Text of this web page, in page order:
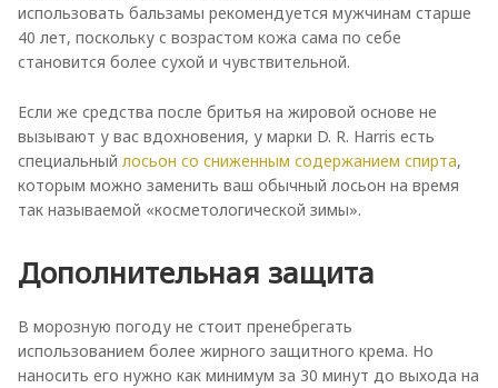
использовать бальзамы рекомендуется мужчинам старше
40 лет, поскольку с возрастом кожа сама по себе
становится более сухой и чувствительной.
Если же средства после бритья на жировой основе не
вызывают у вас вдохновения, у марки D. R. Harris есть
специальный лосьон со сниженным содержанием спирта,
которым можно заменить ваш обычный лосьон на время
так называемой «косметологической зимы».
Дополнительная защита
В морозную погоду не стоит пренебрегать
использованием более жирного защитного крема. Но
наносить его нужно как минимум за 30 минут до выхода на